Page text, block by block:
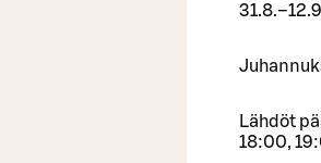
Lähdöt
18:00,